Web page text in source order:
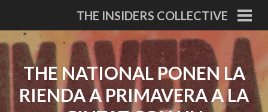
content
THE INSIDERS COLLECTIVE
THE NATIONAL PONEN LA
RIENDA A PRIMAVERA A LA